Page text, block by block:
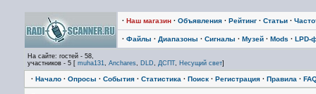
· Наш магазин · Объявления · Рейтинг · Статьи ·
· Файлы · Диапазоны · Сигналы · Музей · Mods · LPD-
На сайте: гостей - 58,
участников - 5 [ muha131, Anchares, DLD, ДСПТ, Несущий свет]
· Начало · Опросы · События · Статистика · Поиск · Регистрация · Правила ·